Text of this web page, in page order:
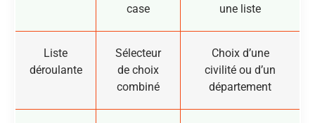
case
une liste
Liste
déroulante
Sélecteur
de choix
combiné
Choix d’une
civilité ou d’un
département